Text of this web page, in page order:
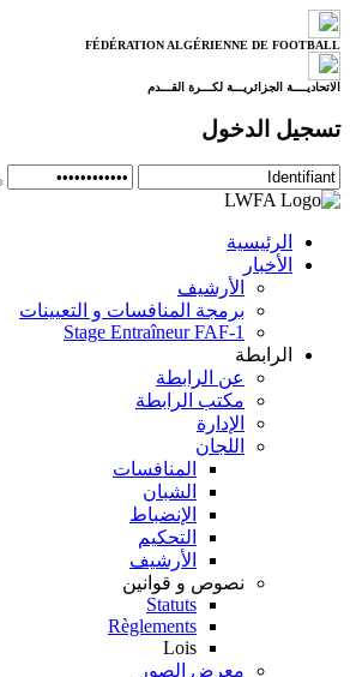
FÉDÉRATION ALGÉRIENNE DE FOOTBALL
الاتحاديــــة الجزائريـــة لكـــرة القـــدم
تسجيل الدخول
الرئيسية
الأخبار
الأرشيف
برمجة المنافسات و التعيينات
Stage Entraîneur FAF-1
الرابطة
عن الرابطة
مكتب الرابطة
الإدارة
اللجان
المنافسات
الشبان
الإنضباط
التحكيم
الأرشيف
نصوص و قوانين
Statuts
Règlements
Lois
معرض الصور